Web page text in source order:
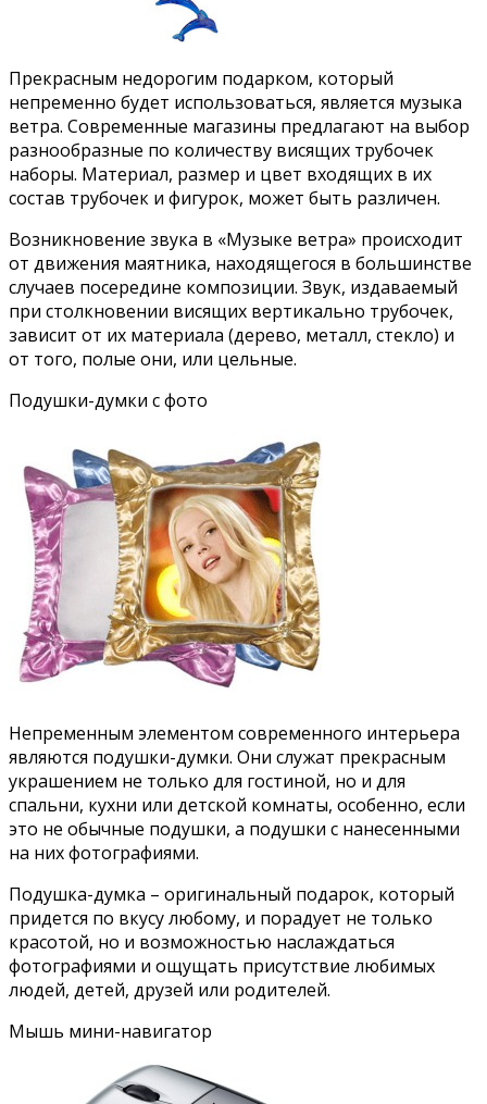
Прекрасным недорогим подарком, который
непременно будет использоваться, является музыка
ветра. Современные магазины предлагают на выбор
разнообразные по количеству висящих трубочек
наборы. Материал, размер и цвет входящих в их
состав трубочек и фигурок, может быть различен.
Возникновение звука в «Музыке ветра» происходит
от движения маятника, находящегося в большинстве
случаев посередине композиции. Звук, издаваемый
при столкновении висящих вертикально трубочек,
зависит от их материала (дерево, металл, стекло) и
от того, полые они, или цельные.
Подушки-думки с фото
Непременным элементом современного интерьера
являются подушки-думки. Они служат прекрасным
украшением не только для гостиной, но и для
спальни, кухни или детской комнаты, особенно, если
это не обычные подушки, а подушки с нанесенными
на них фотографиями.
Подушка-думка – оригинальный подарок, который
придется по вкусу любому, и порадует не только
красотой, но и возможностью наслаждаться
фотографиями и ощущать присутствие любимых
людей, детей, друзей или родителей.
Мышь мини-навигатор